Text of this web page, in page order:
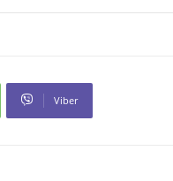
Viber